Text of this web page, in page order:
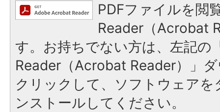
PDFファイルを閲
Reader（Acrobat
す。お持ちでない方は、左記の
Reader（Acrobat Reader）」
クリックして、ソフトウェア
ンストールしてください。